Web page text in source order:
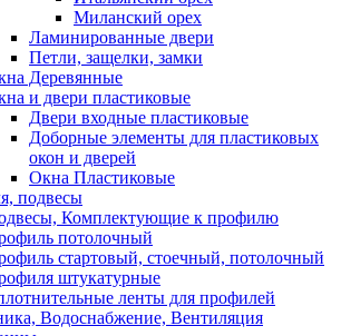
Миланский орех
Ламинированные двери
Петли, защелки, замки
Деревянные
и двери пластиковые
Двери входные пластиковые
Доборные элементы для пластиковых
окон и дверей
Окна Пластиковые
подвесы
Комплектующие к профилю
потолочный
стартовый, стоечный, потолочный
штукатурные
ленты для профилей
Водоснабжение, Вентиляция